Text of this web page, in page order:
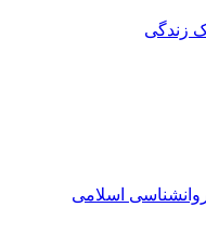
زندگی
اسلامی